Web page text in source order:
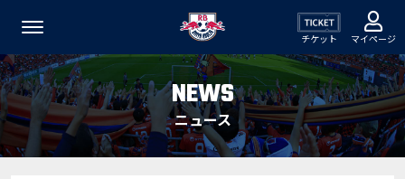
チケット マイページ
NEWS
ニュース